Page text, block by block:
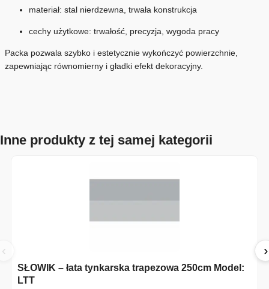
materiał: stal nierdzewna, trwała konstrukcja
cechy użytkowe: trwałość, precyzja, wygoda pracy
Packa pozwala szybko i estetycznie wykończyć powierzchnie,
zapewniając równomierny i gładki efekt dekoracyjny.
Inne produkty z tej samej kategorii
‹
SŁOWIK – łata tynkarska trapezowa 250cm Model:
LTT
›